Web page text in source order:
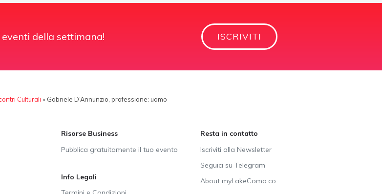
della settimana! ISCRIVITI
Culturali » Gabriele D’Annunzio, professione: uomo
Risorse Business
Pubblica gratuitamente il tuo evento
Info Legali
Resta in contatto
Iscriviti alla Newsletter
Seguici su Telegram
About myLakeComo.co